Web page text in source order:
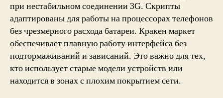
при нестабильном соединении 3G. Скрипты
адаптированы для работы на процессорах телефонов
без чрезмерного расхода батареи. Кракен маркет
обеспечивает плавную работу интерфейса без
подтормаживаний и зависаний. Это важно для тех,
кто использует старые модели устройств или
находится в зонах с плохим покрытием сети.